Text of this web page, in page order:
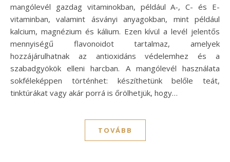
mangólevél gazdag vitaminokban, például A-, C- és E-
vitaminban, valamint ásványi anyagokban, mint például
kalcium, magnézium és kálium. Ezen kívül a levél jelentős
mennyiségű flavonoidot tartalmaz, amelyek
hozzájárulhatnak az antioxidáns védelemhez és a
szabadgyökök elleni harcban. A mangólevél használata
sokféleképpen történhet: készíthetünk belőle teát,
tinktúrákat vagy akár porrá is őrölhetjük, hogy…
TOVÁBB